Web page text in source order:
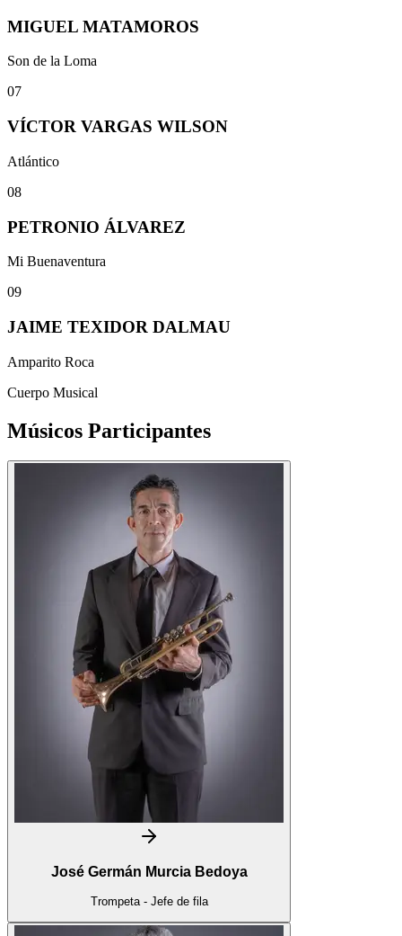
MIGUEL MATAMOROS
Son de la Loma
07
VÍCTOR VARGAS WILSON
Atlántico
08
PETRONIO ÁLVAREZ
Mi Buenaventura
09
JAIME TEXIDOR DALMAU
Amparito Roca
Cuerpo Musical
Músicos Participantes
José Germán Murcia Bedoya
Trompeta - Jefe de fila